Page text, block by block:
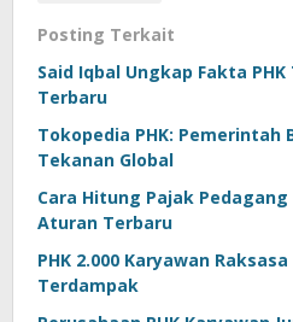
Posting Terkait
Said Iqbal Ungkap Fakta
Terbaru
Tokopedia PHK: Pemerintah
Tekanan Global
Cara Hitung Pajak
Aturan Terbaru
PHK 2.000 Karyawan
Terdampak